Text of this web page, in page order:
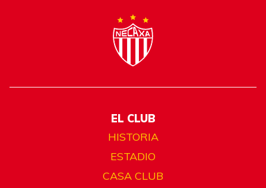
EL CLUB
HISTORIA
ESTADIO
CASA CLUB